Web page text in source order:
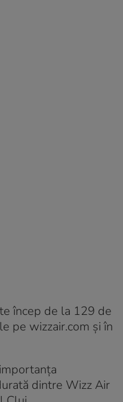
încep de la 129 de
pe wizzair.com și în
dintre Wizz Air